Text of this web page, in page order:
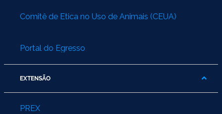
Comitê de Ética no Uso de Animais (CEUA)
Portal do Egresso
EXTENSÃO
PREX